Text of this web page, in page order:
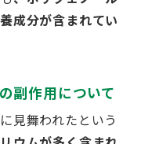
成分が含まれてい
副作用について
見舞われたという